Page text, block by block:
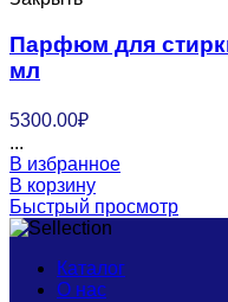
Парфюм для
мл
5300.00₽
...
В избранное
В корзину
Быстрый просмотр
Каталог
О нас